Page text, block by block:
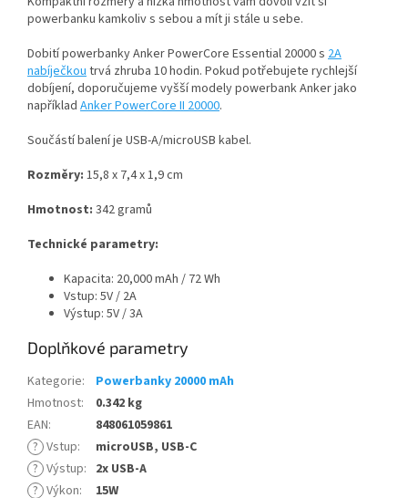
powerbanku kamkoliv s sebou a mít ji stále u sebe.
Dobití powerbanky Anker PowerCore Essential 20000 s 2A
nabíječkoutrvá zhruba 10 hodin. Pokud potřebujete rychlejší
dobíjení, doporučujeme vyšší modely powerbank Anker jako
například Anker PowerCore II 20000.
Součástí balení je USB-A/microUSB kabel.
Rozměry: 15,8 x 7,4 x 1,9 cm
Hmotnost: 342 gramů
Technické parametry:
Kapacita: 20,000 mAh / 72 Wh
Vstup: 5V / 2A
Výstup: 5V / 3A
Doplňkové parametry
Kategorie:
Powerbanky 20000 mAh
Hmotnost:
0.342 kg
EAN:
848061059861
? Vstup:
microUSB, USB-C
? Výstup: 2x USB-A
? Výkon: 15W